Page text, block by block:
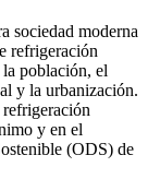
sociedad moderna
refrigeración
población, el
y la urbanización.
y en el
(ODS) de